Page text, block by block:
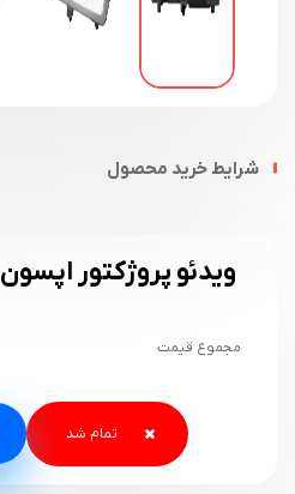
شرایط خرید محصول
ویدئو پروژکتور اپسون EPSON CB-530
مجموع قیمت